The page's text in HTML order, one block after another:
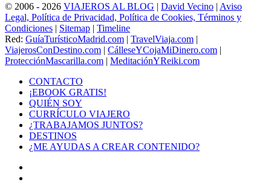
© 2006 - 2026 VIAJEROS AL BLOG | David Vecino | Aviso
Legal, Política de Privacidad, Política de Cookies, Términos y
Condiciones | Sitemap | Timeline
Red: GuíaTurísticoMadrid.com | TravelViaja.com |
ViajerosConDestino.com | CálleseYCojaMiDinero.com |
ProtecciónMascarilla.com | MeditaciónYReiki.com
CONTACTO
¡EBOOK GRATIS!
QUIÉN SOY
CURRÍCULO VIAJERO
¿TRABAJAMOS JUNTOS?
DESTINOS
¿ME AYUDAS A CREAR CONTENIDO?